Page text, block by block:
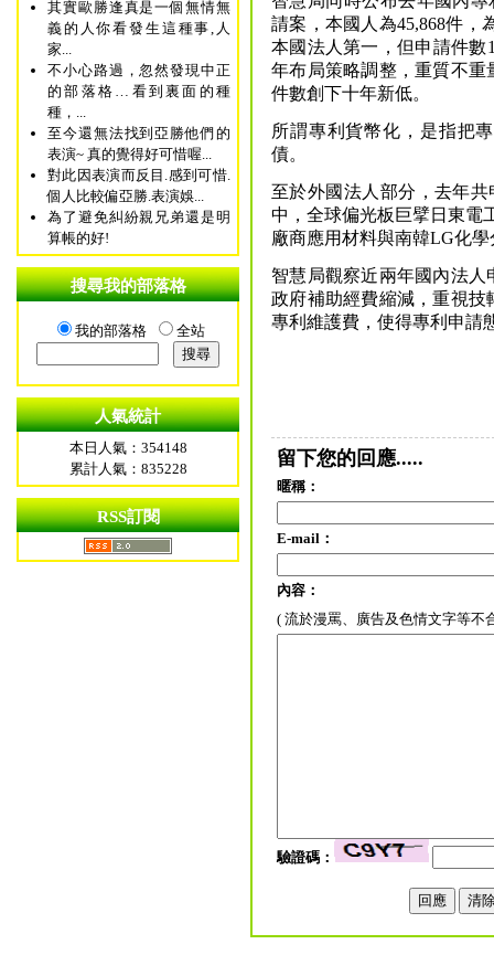
其實歐勝逢真是一個無情無
義的人你看發生這種事,人
家...
不小心路過，忽然發現中正
的部落格…看到裏面的種
種，...
至今還無法找到亞勝他們的
表演~ 真的覺得好可惜喔...
對此因表演而反目.感到可惜.
個人比較偏亞勝.表演娛...
為了避免糾紛親兄弟還是明
算帳的好!
搜尋我的部落格
我的部落格 全站
人氣統計
本日人氣：354148
累計人氣：835228
RSS訂閱
請案，本國人為45,868件，
本國法人第一，但申請件數
年布局策略調整，重質不
件數創下十年新低。
所謂專利貨幣化，是指把
債。
至於外國法人部分，去年
中，全球偏光板巨擘日東電
廠商應用材料與南韓LG化
智慧局觀察近兩年國內法
政府補助經費縮減，重視
專利維護費，使得專利申請
留下您的回應.....
暱稱：
E-mail：
內容：
( 流於漫罵、廣告及色情文字等不
驗證碼：